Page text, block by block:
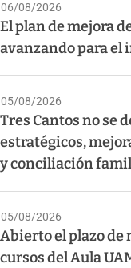
06/08/2026
El plan de mejora
avanzando para el
05/08/2026
Tres Cantos no se
estratégicos,
y conciliación
05/08/2026
Abierto el plazo de
cursos del Aula